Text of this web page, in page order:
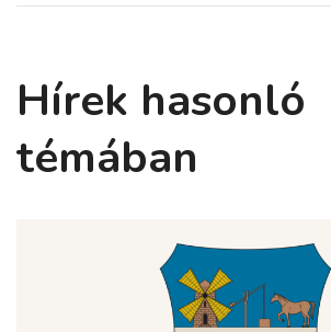
Hírek hasonló
témában